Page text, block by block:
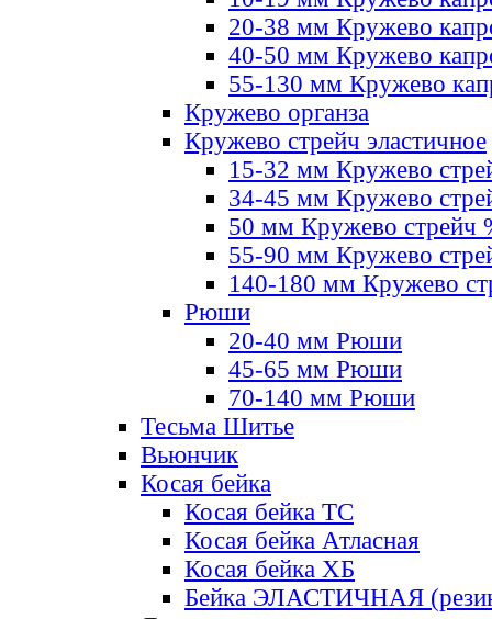
20-38 мм Кружево
40-50 мм Кружево
55-130 мм Кружево
Кружево органза
Кружево стрейч эластичное
15-32 мм Кружево
34-45 мм Кружево
50 мм Кружево стрейч
55-90 мм Кружево
140-180 мм Кружево
Рюши
20-40 мм Рюши
45-65 мм Рюши
70-140 мм Рюши
Тесьма Шитье
Вьюнчик
Косая бейка
Косая бейка ТС
Косая бейка Атласная
Косая бейка ХБ
Бейка ЭЛАСТИЧНАЯ